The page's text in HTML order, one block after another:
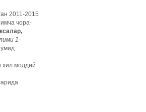
2011-2015
чора-
1-
хил моддий